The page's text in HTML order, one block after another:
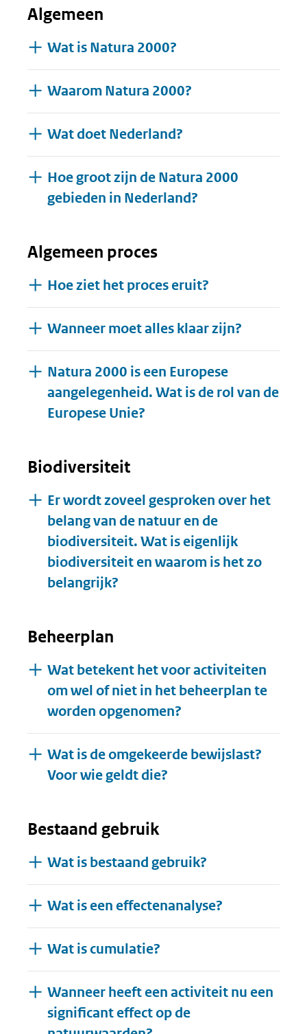
Algemeen
Wat is Natura 2000?
Waarom Natura 2000?
Wat doet Nederland?
Hoe groot zijn de Natura 2000
gebieden in Nederland?
Algemeen proces
Hoe ziet het proces eruit?
Wanneer moet alles klaar zijn?
Natura 2000 is een Europese
aangelegenheid. Wat is de rol van de
Europese Unie?
Biodiversiteit
Er wordt zoveel gesproken over het
belang van de natuur en de
biodiversiteit. Wat is eigenlijk
biodiversiteit en waarom is het zo
belangrijk?
Beheerplan
Wat betekent het voor activiteiten
om wel of niet in het beheerplan te
worden opgenomen?
Wat is de omgekeerde bewijslast?
Voor wie geldt die?
Bestaand gebruik
Wat is bestaand gebruik?
Wat is een effectenanalyse?
Wat is cumulatie?
Wanneer heeft een activiteit nu een
significant effect op de